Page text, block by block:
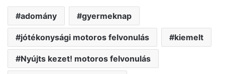
adomány gyermeknap
jótékonysági motoros felvonulás kiemelt
Nyújts kezet! motoros felvonulás